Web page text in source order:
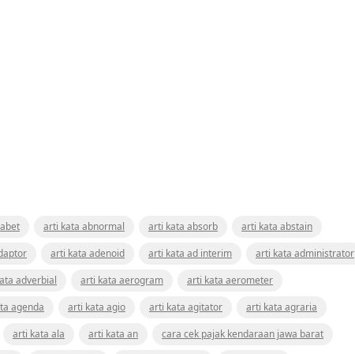
arti kata abnormal arti kata absorb
arti kata abstain
arti kata adenoid arti kata ad interim
arti kata administrator
adverbial arti kata aerogram
arti kata aerometer
agenda arti kata agio arti kata agitator
arti kata agraria
arti kata ala arti kata an
cara cek pajak kendaraan jawa barat